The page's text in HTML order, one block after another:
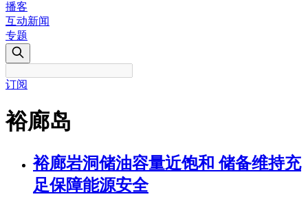
播客
互动新闻
专题
订阅
裕廊岛
裕廊岩洞储油容量近饱和 储备维持充
足保障能源安全